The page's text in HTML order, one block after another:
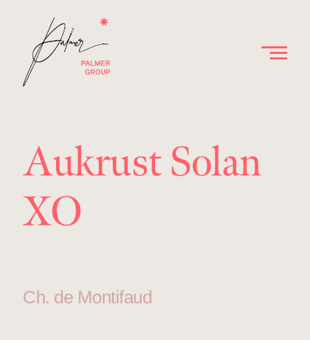
Aukrust Solan
XO
Ch. de Montifaud